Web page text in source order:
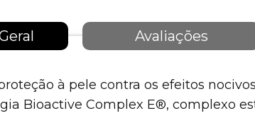
Avaliações
à pele contra os efeitos
Bioactive Complex E®, complexo